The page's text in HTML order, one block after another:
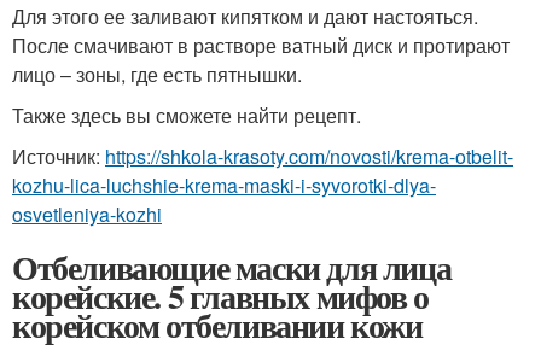
Для этого ее заливают кипятком и дают настояться.
После смачивают в растворе ватный диск и протирают
лицо – зоны, где есть пятнышки.
Также здесь вы сможете найти рецепт.
Источник: https://shkola-krasoty.com/novosti/krema-otbelit-
kozhu-lica-luchshie-krema-maski-i-syvorotki-dlya-
osvetleniya-kozhi
Отбеливающие маски для лица
корейские. 5 главных мифов о
корейском отбеливании кожи